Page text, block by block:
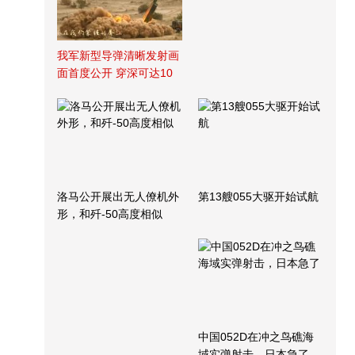
我军新型导弹清晰发射画
面首度公开 穿深可达10
洛马公开展出无人僚机外
形，和歼-50高度相似
第13艘055大驱开始试航
中国052D在冲之鸟礁海